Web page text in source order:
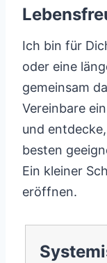
Ich bin für
oder eine
gemeinsam
Vereinbare
und
besten
Ein kleiner
eröffnen.